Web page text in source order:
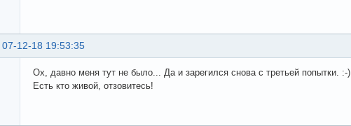
07-12-18 19:53:35
Ох, давно меня тут не было... Да и зарегился снова с третьей попытки. :-)
Есть кто живой, отзовитесь!